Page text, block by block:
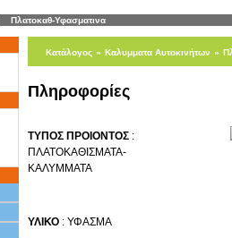
Πλατοκαθ-Υφασματινα
Κατάλογος » Καλυμματα Αυτοκινήτων »
[(Κωδ 6378)]
Πληροφορίες
ΤΥΠΟΣ ΠΡΟΙΟΝΤΟΣ :
ΠΛΑΤΟΚΑΘΙΣΜΑΤΑ-
ΚΑΛΥΜΜΑΤΑ
ΥΛΙΚΟ : ΥΦΑΣΜΑ